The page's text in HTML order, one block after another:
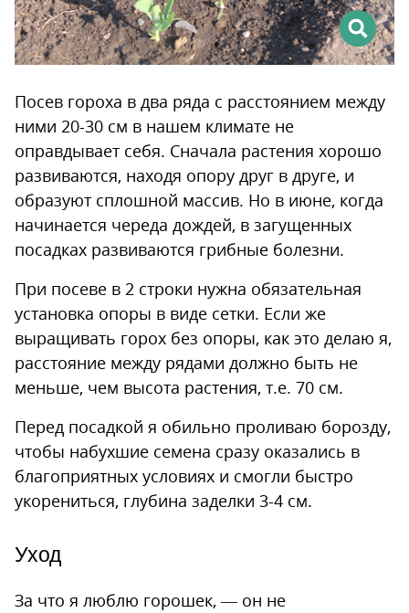
Посев гороха в два ряда с расстоянием между
ними 20-30 см в нашем климате не
оправдывает себя. Сначала растения хорошо
развиваются, находя опору друг в друге, и
образуют сплошной массив. Но в июне, когда
начинается череда дождей, в загущенных
посадках развиваются грибные болезни.
При посеве в 2 строки нужна обязательная
установка опоры в виде сетки. Если же
выращивать горох без опоры, как это делаю я,
расстояние между рядами должно быть не
меньше, чем высота растения, т.е. 70 см.
Перед посадкой я обильно проливаю борозду,
чтобы набухшие семена сразу оказались в
благоприятных условиях и смогли быстро
укорениться, глубина заделки 3-4 см.
Уход
За что я люблю горошек, — он не